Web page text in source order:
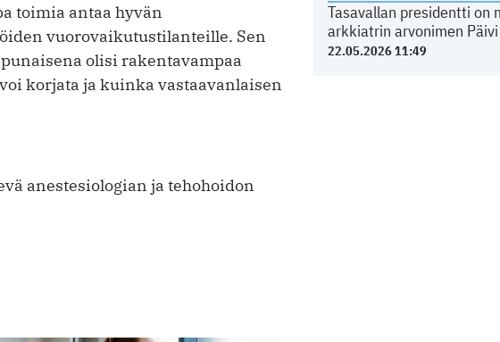
Tasavallan presidentti on
arkkiatrin arvonimen
22.05.2026 11:49
toimia antaa hyvän
vuorovaikutustilanteille. Sen
olisi rakentavampaa
korjata ja kuinka vastaavanlaisen
anestesiologian ja tehohoidon